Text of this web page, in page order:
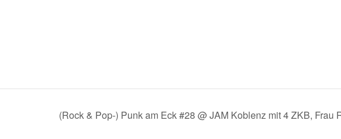
(Rock & Pop-) Punk am Eck #28 @ JAM Koblenz mit 4 ZKB, Frau